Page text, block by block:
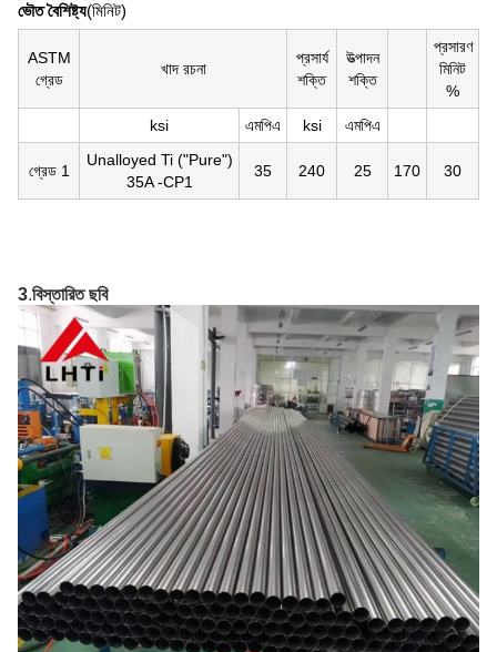
ভৌত বৈশিষ্ট্য(মিনিট)
ASTM
গ্রেড
খাদ রচনা
প্রসার্য
শক্তি
উত্পাদন
শক্তি
প্রসারণ
মিনিট
%
ksi
এমপিএ ksi এমপিএ
গ্রেড 1
Unalloyed Ti ("Pure")
35A -CP1
35 240 25 170 30
3.বিস্তারিত ছবি